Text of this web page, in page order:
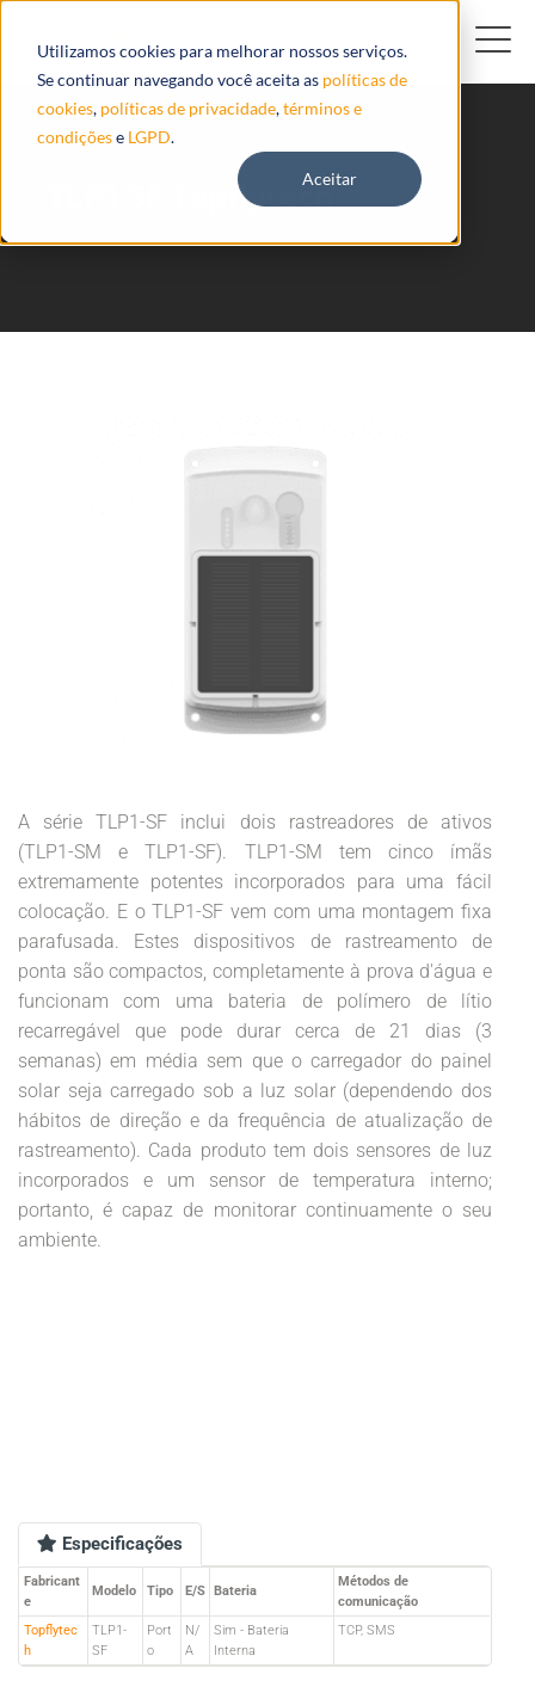
Utilizamos cookies para melhorar nossos serviços.
Se continuar navegando você aceita as políticas de
cookies, políticas de privacidade,términos e
condiçõese LGPD.
Aceitar
TLP1 SF Topflytech
A série TLP1-SF inclui dois rastreadores de ativos
(TLP1-SM e TLP1-SF). TLP1-SM tem cinco ímãs
extremamente potentes incorporados para uma fácil
colocação. E o TLP1-SF vem com uma montagem fixa
parafusada. Estes dispositivos de rastreamento de
ponta são compactos, completamente à prova d'água e
funcionam com uma bateria de polímero de lítio
recarregável que pode durar cerca de 21 dias (3
semanas) em média sem que o carregador do painel
solar seja carregado sob a luz solar (dependendo dos
hábitos de direção e da frequência de atualização de
rastreamento). Cada produto tem dois sensores de luz
incorporados e um sensor de temperatura interno;
portanto, é capaz de monitorar continuamente o seu
ambiente.
Especificações
Fabricant
e
Modelo Tipo E/S Bateria
Métodos de
comunicação
Topflytec
h
TLP1-
SF
Port
o
N/
A
Sim - Bateria
Interna
TCP, SMS